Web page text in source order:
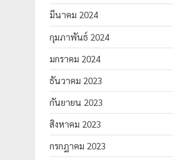
มีนาคม 2024
กุมภาพันธ์ 2024
มกราคม 2024
ธันวาคม 2023
กันยายน 2023
สิงหาคม 2023
กรกฎาคม 2023